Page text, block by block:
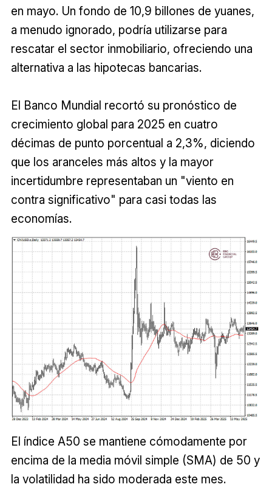
en mayo. Un fondo de 10,9 billones de yuanes,
a menudo ignorado, podría utilizarse para
rescatar el sector inmobiliario, ofreciendo una
alternativa a las hipotecas bancarias.
El Banco Mundial recortó su pronóstico de
crecimiento global para 2025 en cuatro
décimas de punto porcentual a 2,3%, diciendo
que los aranceles más altos y la mayor
incertidumbre representaban un "viento en
contra significativo" para casi todas las
economías.
El índice A50 se mantiene cómodamente por
encima de la media móvil simple (SMA) de 50 y
la volatilidad ha sido moderada este mes.